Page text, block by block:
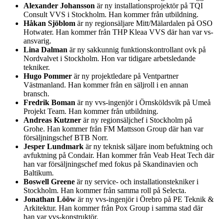
Alexander Johansson är ny installationsprojektör på TQI
Consult VVS i Stockholm. Han kommer från utbildning.
Håkan Sjöblom är ny regionsäljare Mitt/Mälardalen på OSO
Hotwater. Han kommer från THP Kleaa VVS där han var vs-
ansvarig.
Lina Dalman är ny sakkunnig funktionskontrollant ovk på
Nordvalvet i Stockholm. Hon var tidigare arbetsledande
tekniker.
Hugo Pommer är ny projektledare på Ventpartner
Västmanland. Han kommer från en säljroll i en annan
bransch.
Fredrik Boman är ny vvs-ingenjör i Örnsköldsvik på Umeå
Projekt Team. Han kommer från utbildning.
Andreas Kutzner är ny regionsäljchef i Stockholm på
Grohe. Han kommer från FM Mattsson Group där han var
försäljningschef BTB Norr.
Jesper Lundmark är ny teknisk säljare inom befuktning och
avfuktning på Condair. Han kommer från Veab Heat Tech där
han var försäljningschef med fokus på Skandinavien och
Baltikum.
Boswell Greene är ny service- och installationstekniker i
Stockholm. Han kommer från samma roll på Selecta.
Jonathan Lööw är ny vvs-ingenjör i Örebro på PE Teknik &
Arkitektur. Han kommer från Pox Group i samma stad där
han var vvs-konstruktör.